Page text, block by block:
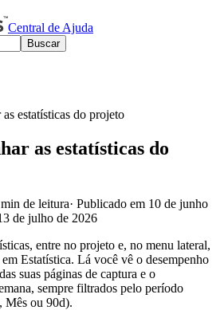
Central de Ajuda
Buscar
estatísticas do projeto
as estatísticas do
de leitura· Publicado em 10 de junho
de julho de 2026
entre no projeto e, no menu lateral,
Estatística. Lá você vê o desempenho
suas páginas de captura e o
sempre filtrados pelo período
Mês ou 90d).